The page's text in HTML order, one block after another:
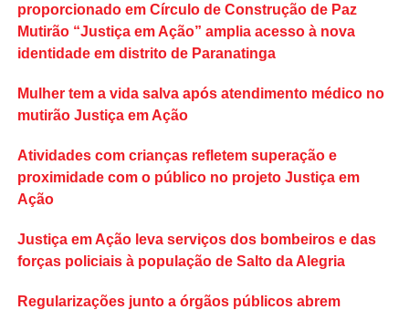
proporcionado em Círculo de Construção de Paz
Mutirão “Justiça em Ação” amplia acesso à nova
identidade em distrito de Paranatinga
Mulher tem a vida salva após atendimento médico no
mutirão Justiça em Ação
Atividades com crianças refletem superação e
proximidade com o público no projeto Justiça em
Ação
Justiça em Ação leva serviços dos bombeiros e das
forças policiais à população de Salto da Alegria
Regularizações junto a órgãos públicos abrem